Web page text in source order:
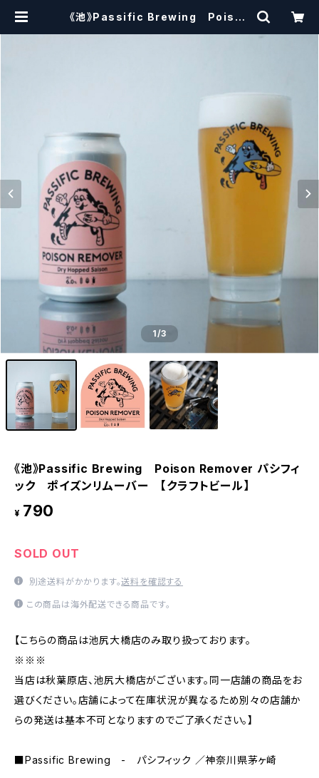
《池》Passific Brewing Poison
1/3
《池》Passific Brewing Poison Remover パシフィ
ック ポイズンリムーバー 【クラフトビール】
¥ 790
SOLD OUT
別途送料がかかります。送料を確認する
この商品は海外配送できる商品です。
【こちらの商品は池尻大橋店のみ取り扱っております。
※※※
当店は秋葉原店、池尻大橋店がございます。同一店舗の商品をお
選びください。店舗によって在庫状況が異なるため別々の店舗か
らの発送は基本不可となりますのでご了承ください。】
■Passific Brewing - パシフィック ／神奈川県茅ヶ崎